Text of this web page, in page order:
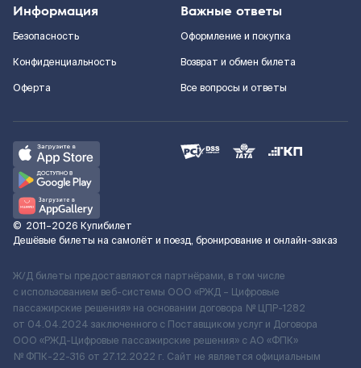
Информация
Безопасность
Конфиденциальность
Оферта
Важные ответы
Оформление и покупка
Возврат и обмен билета
Все вопросы и ответы
© 2011–2026 Купибилет
Дешёвые билеты на самолёт и поезд, бронирование и онлайн-заказ
Ж/Д билеты предоставляются партнёрами, в том числе
с использованием веб-системы ООО «РЖД – Цифровые
пассажирские решения» на основании договора № ЦПР-1282
от 04.04.2024 заключенного с Поставщиком услуг и Договора
ООО «РЖД-Цифровые пассажирские решения» c АО «ФПК»
№ ФПК-22-316 от 27.12.2022 г. Сайт не является официальным